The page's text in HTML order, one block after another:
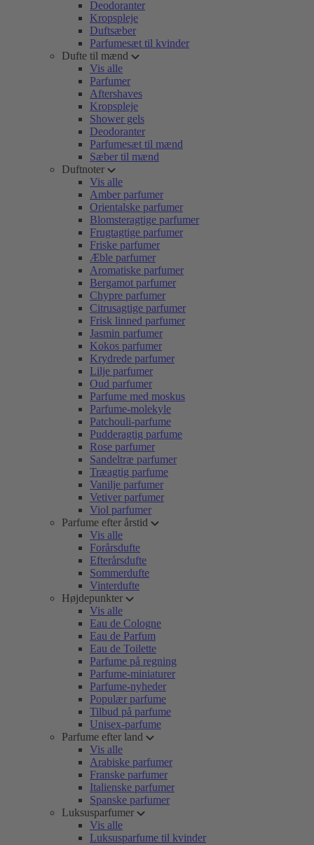
Deodoranter
Kropspleje
Duftsæber
Parfumesæt til kvinder
Dufte til mænd
Vis alle
Parfumer
Aftershaves
Kropspleje
Shower gels
Deodoranter
Parfumesæt til mænd
Sæber til mænd
Duftnoter
Vis alle
Amber parfumer
Orientalske parfumer
Blomsteragtige parfumer
Frugtagtige parfumer
Friske parfumer
Æble parfumer
Aromatiske parfumer
Bergamot parfumer
Chypre parfumer
Citrusagtige parfumer
Frisk linned parfumer
Jasmin parfumer
Kokos parfumer
Krydrede parfumer
Lilje parfumer
Oud parfumer
Parfume med moskus
Parfume-molekyle
Patchouli-parfume
Pudderagtig parfume
Rose parfumer
Sandeltræ parfumer
Træagtig parfume
Vanilje parfumer
Vetiver parfumer
Viol parfumer
Parfume efter årstid
Vis alle
Forårsdufte
Efterårsdufte
Sommerdufte
Vinterdufte
Højdepunkter
Vis alle
Eau de Cologne
Eau de Parfum
Eau de Toilette
Parfume på regning
Parfume-miniaturer
Parfume-nyheder
Populær parfume
Tilbud på parfume
Unisex-parfume
Parfume efter land
Vis alle
Arabiske parfumer
Franske parfumer
Italienske parfumer
Spanske parfumer
Luksusparfumer
Vis alle
Luksusparfume til kvinder